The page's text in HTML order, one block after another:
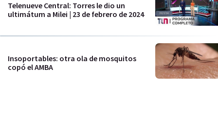
Telenueve Central: Torres le dio un
ultimátum a Milei | 23 de febrero de 2024
Insoportables: otra ola de mosquitos
copó el AMBA